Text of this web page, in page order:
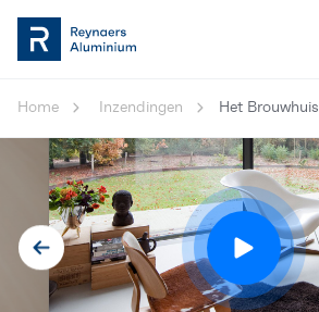
Home Inzendingen Het Brouwhuis